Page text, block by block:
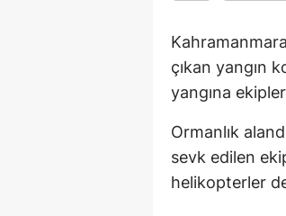
çıkan yangın
yangına
Ormanlık
sevk edilen
helikopterler